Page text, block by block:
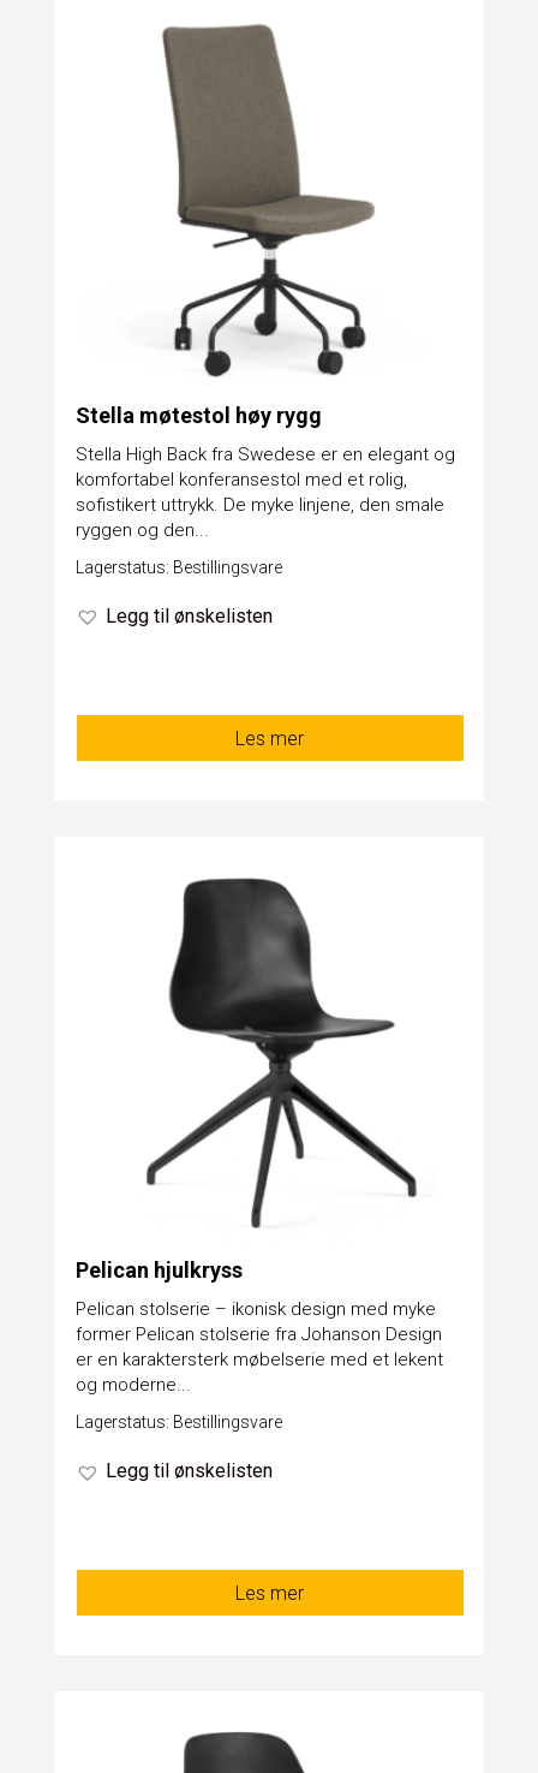
Stella møtestol høy rygg
Stella High Back fra Swedese er en elegant og
komfortabel konferansestol med et rolig,
sofistikert uttrykk. De myke linjene, den smale
ryggen og den...
Lagerstatus: Bestillingsvare
Legg til ønskelisten
Les mer
Pelican hjulkryss
Pelican stolserie – ikonisk design med myke
former Pelican stolserie fra Johanson Design
er en karaktersterk møbelserie med et lekent
og moderne...
Lagerstatus: Bestillingsvare
Legg til ønskelisten
Les mer